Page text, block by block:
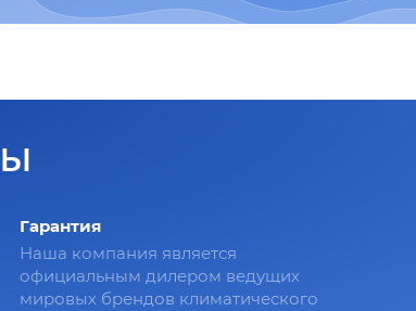
Гарантия
Наша компания является
официальным дилером ведущих
мировых брендов климатического